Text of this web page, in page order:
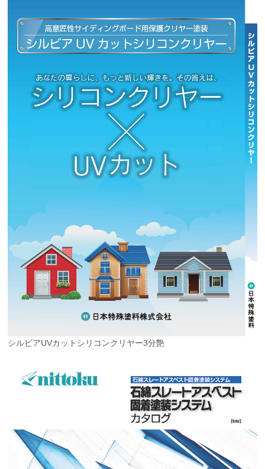
シルビアUVカットシリコンクリヤー3分艶